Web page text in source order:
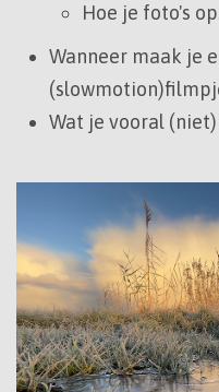
Hoe je foto's
Wanneer maak je
Wat je vooral